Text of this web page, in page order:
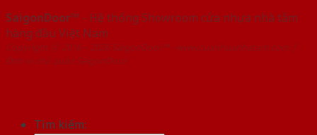
SaigonDoor™ - Hệ thống Showroom cửa nhựa nhà tắm
hàng đầu Việt Nam
Copyright ⓒ 2016 – 2026 SaigonDoor™ - www.cuanhuanhatam.com |
Đơn vị chủ quản SaigonDoor
Tìm kiếm: